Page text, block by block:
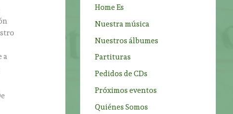
a
Home Es
Nuestra música
Nuestros álbumes
Partituras
Pedidos de CDs
Próximos eventos
Quiénes Somos